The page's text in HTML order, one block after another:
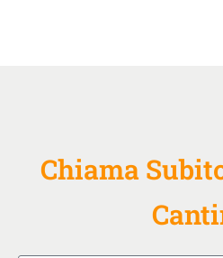
Chiama